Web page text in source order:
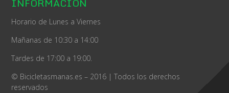
Horario de Lunes a Viernes
Mañanas de 10:30 a 14:00
Tardes de 17:00 a 19:00.
© Bicicletasmanas.es – 2016 | Todos los derechos
reservados